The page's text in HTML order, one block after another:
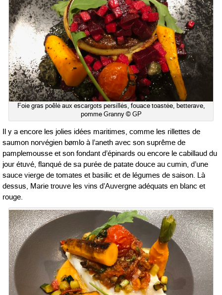
Foie gras poêlé aux escargots persillés, fouace toastée, betterave,
pomme Granny © GP
Il y a encore les jolies idées maritimes, comme les rillettes de
saumon norvégien bømlo à l’aneth avec son suprême de
pamplemousse et son fondant d’épinards ou encore le cabillaud du
jour étuvé, flanqué de sa purée de patate douce au cumin, d’une
sauce vierge de tomates et basilic et de légumes de saison. Là
dessus, Marie trouve les vins d’Auvergne adéquats en blanc et
rouge.